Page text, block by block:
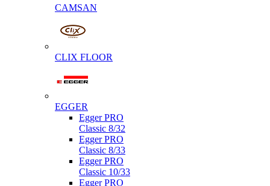
CAMSAN
CLIX FLOOR
EGGER
Egger PRO
Classic 8/32
Egger PRO
Classic 8/33
Egger PRO
Classic 10/33
Egger PRO